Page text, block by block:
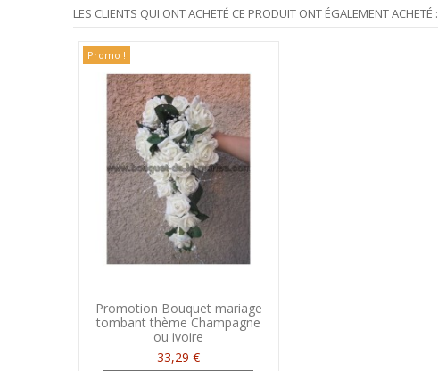
LES CLIENTS QUI ONT ACHETÉ CE PRODUIT ONT ÉGALEMENT ACHETÉ :
Promo !
Promotion Bouquet mariage
tombant thème Champagne
ou ivoire
33,29 €